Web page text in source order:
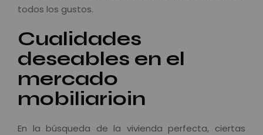
todos los gustos.
Cualidades
deseables en el
mercado
mobiliarioin
En la búsqueda de la vivienda perfecta, ciertas